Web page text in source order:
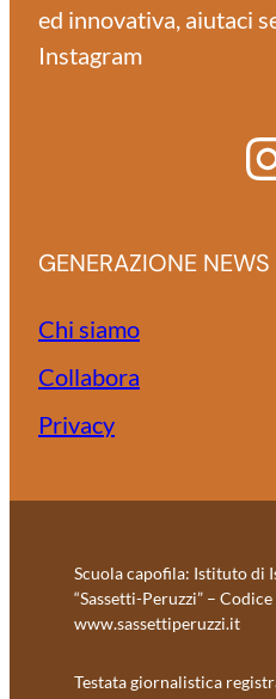
ed innovativa, aiutaci
Instagram
GENERAZIONE NEWS
Chi siamo
Collabora
Privacy
Scuola capofila: Istituto di
“Sassetti-Peruzzi” –
www.sassettiperuzzi.it
Testata giornalistica